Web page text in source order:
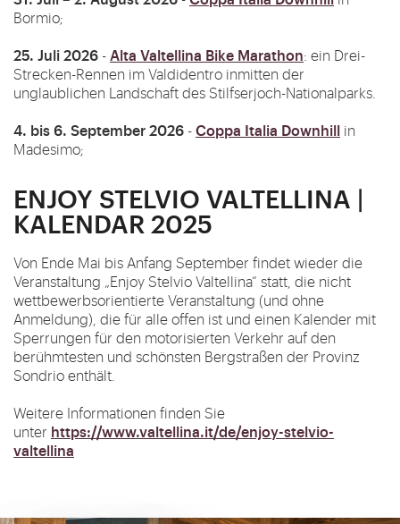
Bormio;
25. Juli 2026 - Alta Valtellina Bike Marathon: ein Drei-
Strecken-Rennen im Valdidentro inmitten der
unglaublichen Landschaft des Stilfserjoch-Nationalparks.
4. bis 6. September 2026 -Coppa Italia Downhill in
Madesimo;
ENJOY STELVIO VALTELLINA |
KALENDAR 2025
Von Ende Mai bis Anfang September findet wieder die
Veranstaltung „Enjoy Stelvio Valtellina“ statt, die nicht
wettbewerbsorientierte Veranstaltung (und ohne
Anmeldung), die für alle offen ist und einen Kalender mit
Sperrungen für den motorisierten Verkehr auf den
berühmtesten und schönsten Bergstraßen der Provinz
Sondrio enthält.
Weitere Informationen finden Sie
unter https://www.valtellina.it/de/enjoy-stelvio-
valtellina